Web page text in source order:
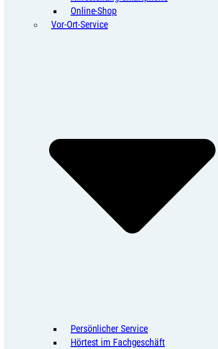
Online-Shop
Vor-Ort-Service
Persönlicher Service
Hörtest im Fachgeschäft